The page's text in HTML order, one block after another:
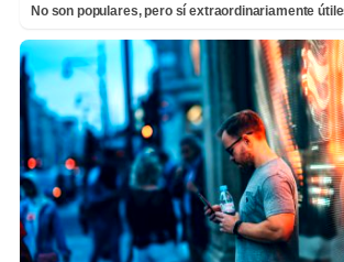
No son populares, pero sí extraordinariamente